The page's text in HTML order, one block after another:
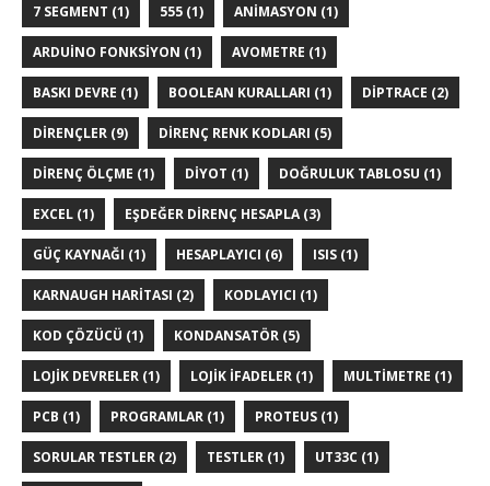
7 SEGMENT (1) 555 (1) ANIMASYON (1)
ARDUINO FONKSIYON (1) AVOMETRE (1)
BASKI DEVRE (1) BOOLEAN KURALLARI (1) DIPTRACE (2)
DIRENÇLER (9) DIRENÇ RENK KODLARI (5)
DIRENÇ ÖLÇME (1) DIYOT (1) DOĞRULUK TABLOSU (1)
EXCEL (1) EŞDEĞER DIRENÇ HESAPLA(3)
GÜÇ KAYNAĞI (1) HESAPLAYICI (6) ISIS (1)
KARNAUGH HARITASI (2) KODLAYICI (1)
KOD ÇÖZÜCÜ (1) KONDANSATÖR (5)
LOJIK DEVRELER (1) LOJIK IFADELER (1) MULTIMETRE (1)
PCB (1) PROGRAMLAR (1) PROTEUS (1)
SORULAR TESTLER (2) TESTLER (1) UT33C (1)